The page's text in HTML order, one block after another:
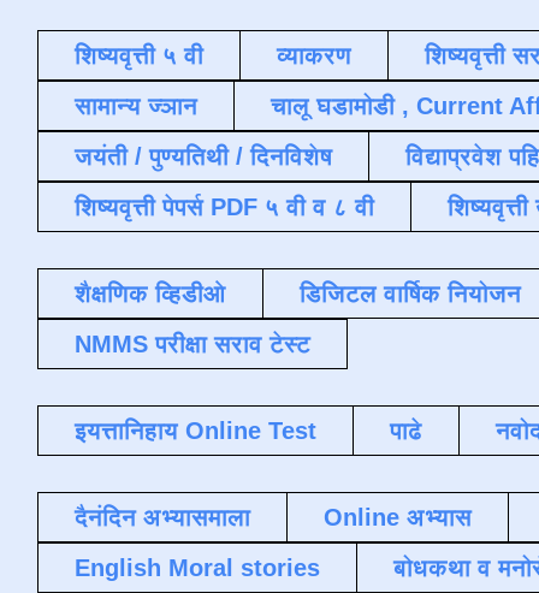
शिष्यवृत्ती ५ वी व्याकरण
शिष्यवृत्ती
सामान्य ज्ञान
चालू घडामोडी , Current
जयंती / पुण्यतिथी / दिनविशेष
विद्याप्रवेश
शिष्यवृत्ती पेपर्स PDF ५ वी व ८ वी
शैक्षणिक व्हिडीओ
डिजिटल वार्षिक नियोजन
NMMS परीक्षा सराव टेस्ट
इयत्तानिहाय Online Test पाढे
दैनंदिन अभ्यासमाला
Online अभ्यास
English Moral stories
बोधकथा व